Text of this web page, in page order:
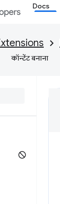
Docs
कॉन्टेंट बनाना